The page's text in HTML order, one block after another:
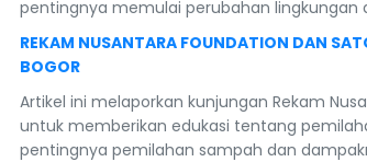
pentingnya memulai perubahan lingkungan
REKAM NUSANTARA FOUNDATION DAN
BOGOR
Artikel ini melaporkan kunjungan Rekam
untuk memberikan edukasi tentang
pentingnya pemilahan sampah dan